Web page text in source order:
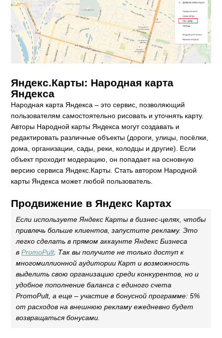
Яндекс.Карты: Народная карта
Яндекса
Народная карта Яндекса – это сервис, позволяющий
пользователям самостоятельно рисовать и уточнять карту.
Авторы Народной карты Яндекса могут создавать и
редактировать различные объекты (дороги, улицы, посёлки,
дома, организации, сады, реки, колодцы и другие). Если
объект проходит модерацию, он попадает на основную
версию сервиса Яндекс.Карты. Стать автором Народной
карты Яндекса может любой пользователь.
Продвижение в Яндекс Картах
Если используете Яндекс Карты в бизнес-целях, чтобы
привлечь больше клиентов, запустите рекламу. Это
легко сделать в прямом аккаунте Яндекс Бизнеса
вPromoPult. Так вы получите не только доступ к
многомиллионной аудитории Карт и возможность
выделить свою организацию среди конкурентов, но и
удобное пополнение баланса с единого счета
PromoPult, а еще – участие в бонусной программе: 5%
от расходов на внешнюю рекламу ежедневно будет
возвращаться бонусами.